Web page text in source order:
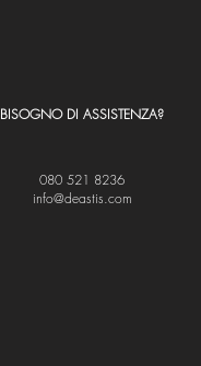
BISOGNO DI ASSISTENZA?
080 521 8236
info@deastis.com